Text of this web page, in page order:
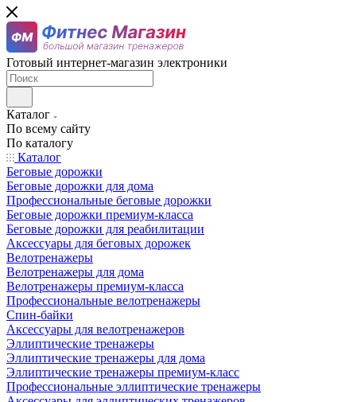
Готовый интернет-магазин электроники
Каталог
По всему сайту
По каталогу
Каталог
Беговые дорожки
Беговые дорожки для дома
Профессиональные беговые дорожки
Беговые дорожки премиум-класса
Беговые дорожки для реабилитации
Аксессуары для беговых дорожек
Велотренажеры
Велотренажеры для дома
Велотренажеры премиум-класса
Профессиональные велотренажеры
Спин-байки
Аксессуары для велотренажеров
Эллиптические тренажеры
Эллиптические тренажеры для дома
Эллиптические тренажеры премиум-класс
Профессиональные эллиптические тренажеры